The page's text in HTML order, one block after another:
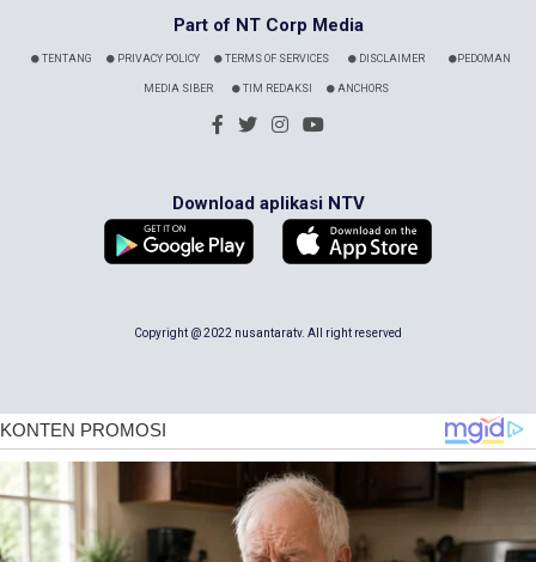
Part of NT Corp Media
TENTANG PRIVACY POLICY TERMS OF SERVICES DISCLAIMER PEDOMAN
MEDIA SIBER TIM REDAKSI ANCHORS
Download aplikasi NTV
Copyright @ 2022 nusantaratv. All right reserved